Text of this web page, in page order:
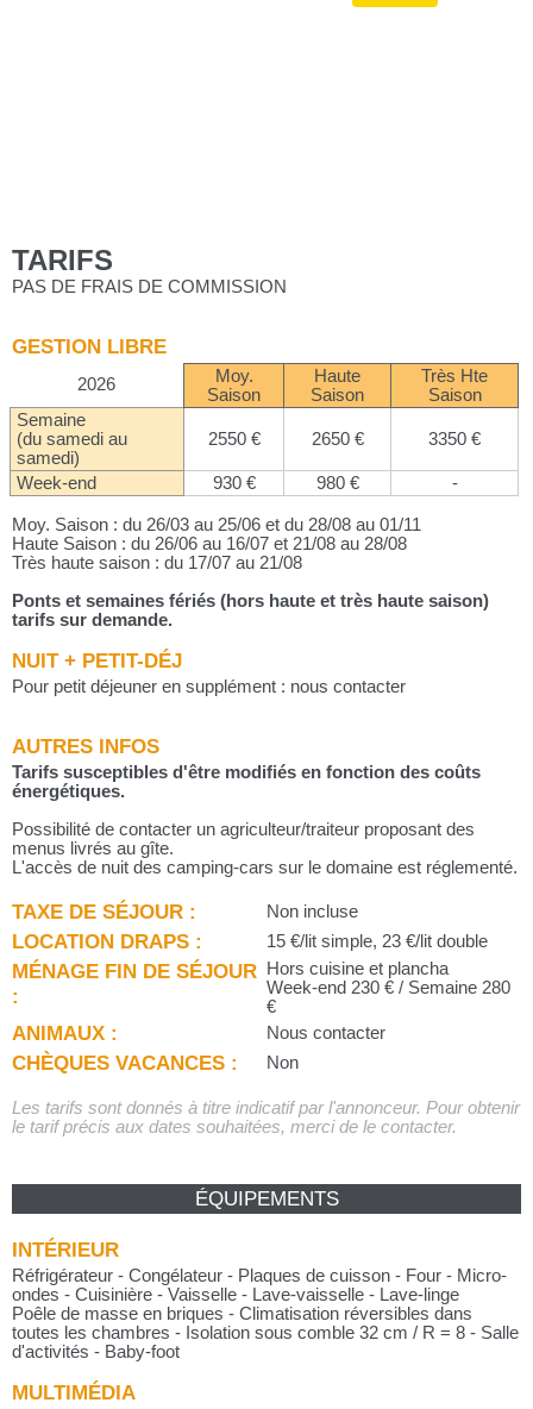
TARIFS
PAS DE FRAIS DE COMMISSION
GESTION LIBRE
2026
Moy.
Saison
Haute
Saison
Très Hte
Saison
Semaine
(du samedi au
samedi)
2550 € 2650 € 3350 €
Week-end 930 € 980 € -
Moy. Saison : du 26/03 au 25/06 et du 28/08 au 01/11
Haute Saison : du 26/06 au 16/07 et 21/08 au 28/08
Très haute saison : du 17/07 au 21/08
Ponts et semaines fériés (hors haute et très haute saison)
tarifs sur demande.
NUIT + PETIT-DÉJ
Pour petit déjeuner en supplément : nous contacter
AUTRES INFOS
Tarifs susceptibles d'être modifiés en fonction des coûts
énergétiques.
Possibilité de contacter un agriculteur/traiteur proposant des
menus livrés au gîte.
L'accès de nuit des camping-cars sur le domaine est réglementé.
TAXE DE SÉJOUR : Non incluse
LOCATION DRAPS : 15 €/lit simple, 23 €/lit double
MÉNAGE FIN DE SÉJOUR
:
Hors cuisine et plancha
Week-end 230 € / Semaine 280
€
ANIMAUX : Nous contacter
CHÈQUES VACANCES : Non
Les tarifs sont donnés à titre indicatif par l'annonceur. Pour obtenir
le tarif précis aux dates souhaitées, merci de le contacter.
ÉQUIPEMENTS
INTÉRIEUR
Réfrigérateur - Congélateur - Plaques de cuisson - Four - Micro-
ondes - Cuisinière - Vaisselle - Lave-vaisselle - Lave-linge
Poêle de masse en briques - Climatisation réversibles dans
toutes les chambres - Isolation sous comble 32 cm / R = 8 - Salle
d'activités - Baby-foot
MULTIMÉDIA